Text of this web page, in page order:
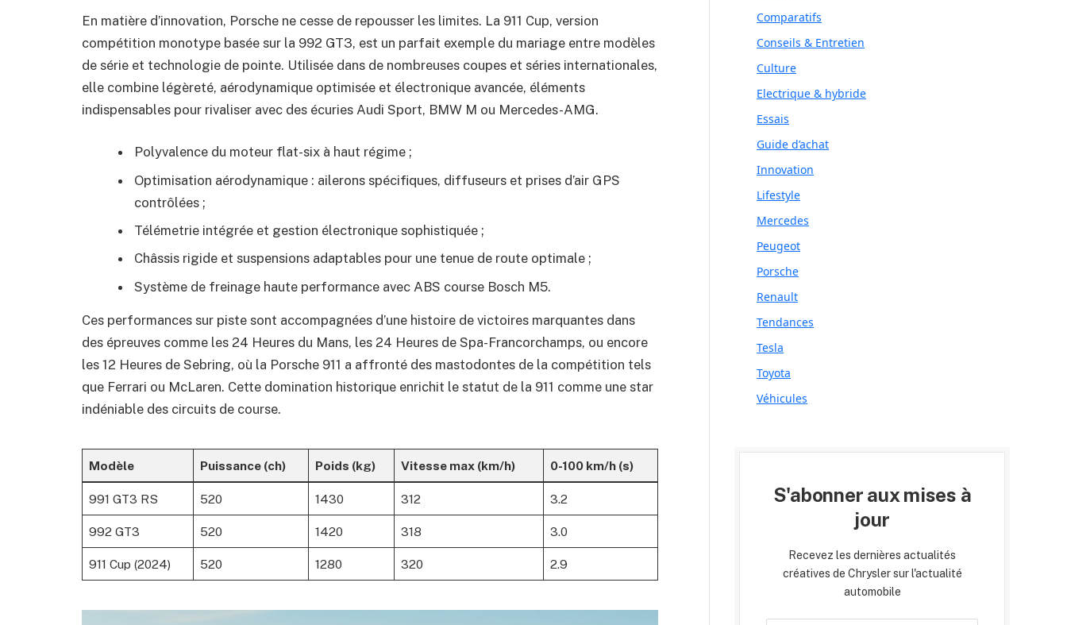
En matière d’innovation, Porsche ne cesse de repousser les limites. La 911 Cup, version
compétition monotype basée sur la 992 GT3, est un parfait exemple du mariage entre modèles
de série et technologie de pointe. Utilisée dans de nombreuses coupes et séries internationales,
elle combine légèreté, aérodynamique optimisée et électronique avancée, éléments
indispensables pour rivaliser avec des écuries Audi Sport, BMW M ou Mercedes-AMG.
Polyvalence du moteur flat-six à haut régime ;
Optimisation aérodynamique : ailerons spécifiques, diffuseurs et prises d’air GPS
contrôlées ;
Télémetrie intégrée et gestion électronique sophistiquée ;
Châssis rigide et suspensions adaptables pour une tenue de route optimale ;
Système de freinage haute performance avec ABS course Bosch M5.
Ces performances sur piste sont accompagnées d’une histoire de victoires marquantes dans
des épreuves comme les 24 Heures du Mans, les 24 Heures de Spa-Francorchamps, ou encore
les 12 Heures de Sebring, où la Porsche 911 a affronté des mastodontes de la compétition tels
que Ferrari ou McLaren. Cette domination historique enrichit le statut de la 911 comme une star
indéniable des circuits de course.
Modèle Puissance (ch) Poids (kg) Vitesse max (km/h) 0-100 km/h (s)
991 GT3 RS 520 1430 312 3.2
992 GT3 520 1420 318 3.0
911 Cup (2024) 520 1280 320 2.9
Comparatifs
Conseils & Entretien
Culture
Electrique & hybride
Essais
Guide d’achat
Innovation
Lifestyle
Mercedes
Peugeot
Porsche
Renault
Tendances
Tesla
Toyota
Véhicules
S'abonner aux mises à
jour
Recevez les dernières actualités
créatives de Chrysler sur l'actualité
automobile